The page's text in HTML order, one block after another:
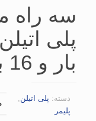
سه راه
بار و 16 بار
دسته: پلی اتیلن,
پلیمر